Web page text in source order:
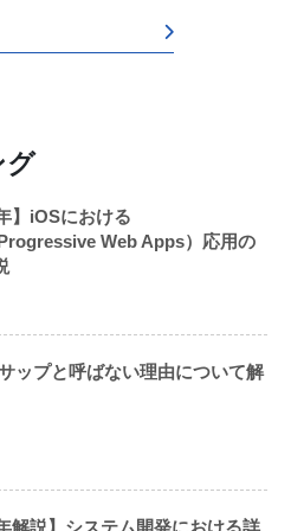
グ
】iOSにおける
Web Apps）応用の
ップと呼ばない理由について解
解説】システム開発における詳